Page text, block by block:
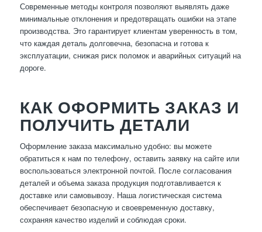
Современные методы контроля позволяют выявлять даже
минимальные отклонения и предотвращать ошибки на этапе
производства. Это гарантирует клиентам уверенность в том,
что каждая деталь долговечна, безопасна и готова к
эксплуатации, снижая риск поломок и аварийных ситуаций на
дороге.
КАК ОФОРМИТЬ ЗАКАЗ И
ПОЛУЧИТЬ ДЕТАЛИ
Оформление заказа максимально удобно: вы можете
обратиться к нам по телефону, оставить заявку на сайте или
воспользоваться электронной почтой. После согласования
деталей и объема заказа продукция подготавливается к
доставке или самовывозу. Наша логистическая система
обеспечивает безопасную и своевременную доставку,
сохраняя качество изделий и соблюдая сроки.